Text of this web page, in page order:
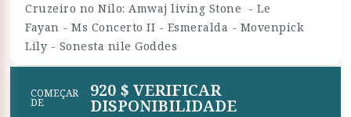
Cruzeiro no Nilo: Amwaj living Stone - Le
Fayan - Ms Concerto II - Esmeralda - Movenpick
Lily - Sonesta nile Goddes
COMEÇAR
DE
920 $ VERIFICAR
DISPONIBILIDADE